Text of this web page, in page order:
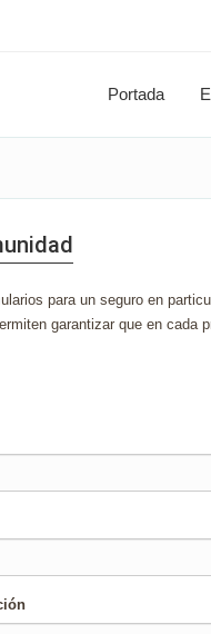
Portada
para un seguro en
garantizar que en cada